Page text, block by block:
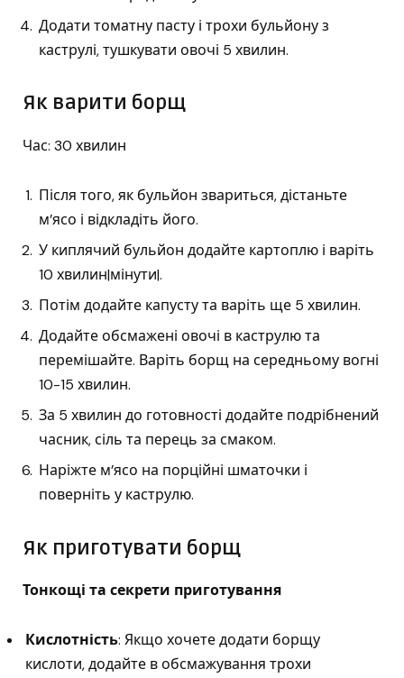
Додати томатну пасту і трохи бульйону з
каструлі, тушкувати овочі 5 хвилин.
Як варити борщ
Час: 30 хвилин
Після того, як бульйон звариться, дістаньте
м’ясо і відкладіть його.
У киплячий бульйон додайте картоплю і варіть
10 хвилин|мінути|.
Потім додайте капусту та варіть ще 5 хвилин.
Додайте обсмажені овочі в каструлю та
перемішайте. Варіть борщ на середньому вогні
10-15 хвилин.
За 5 хвилин до готовності додайте подрібнений
часник, сіль та перець за смаком.
Наріжте м’ясо на порційні шматочки і
поверніть у каструлю.
Як приготувати борщ
Тонкощі та секрети приготування
Кислотність: Якщо хочете додати борщу
кислоти, додайте в обсмажування трохи